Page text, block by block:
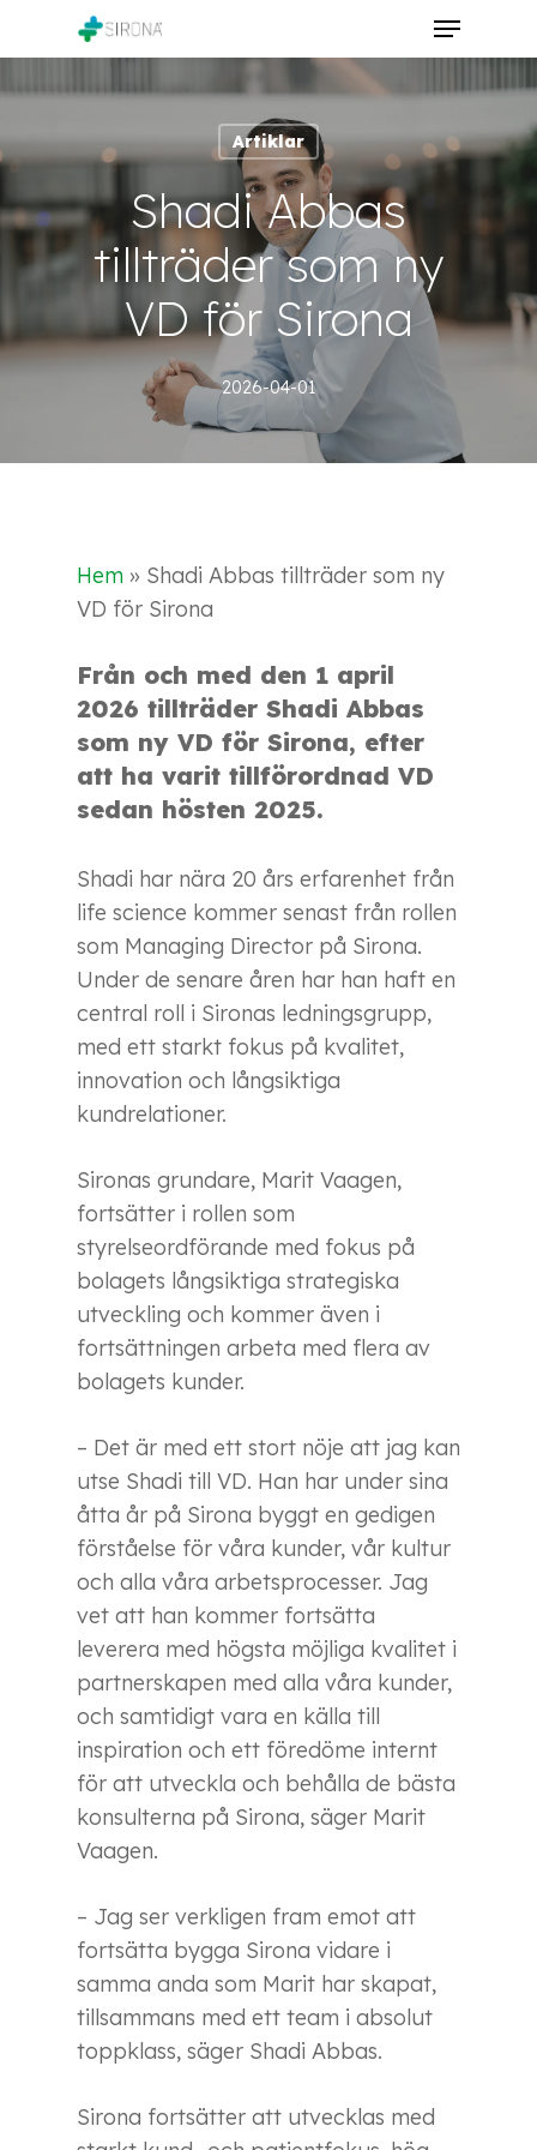
Menu
Artiklar
Shadi Abbas
tillträder som ny
VD för Sirona
2026-04-01
Hem » Shadi Abbas tillträder som ny
VD för Sirona
Från och med den 1 april
2026 tillträder Shadi Abbas
som ny VD för Sirona, efter
att ha varit tillförordnad VD
sedan hösten 2025.
Shadi har nära 20 års erfarenhet från
life science kommer senast från rollen
som Managing Director på Sirona.
Under de senare åren har han haft en
central roll i Sironas ledningsgrupp,
med ett starkt fokus på kvalitet,
innovation och långsiktiga
kundrelationer.
Sironas grundare, Marit Vaagen,
fortsätter i rollen som
styrelseordförande med fokus på
bolagets långsiktiga strategiska
utveckling och kommer även i
fortsättningen arbeta med flera av
bolagets kunder.
– Det är med ett stort nöje att jag kan
utse Shadi till VD. Han har under sina
åtta år på Sirona byggt en gedigen
förståelse för våra kunder, vår kultur
och alla våra arbetsprocesser. Jag
vet att han kommer fortsätta
leverera med högsta möjliga kvalitet i
partnerskapen med alla våra kunder,
och samtidigt vara en källa till
inspiration och ett föredöme internt
för att utveckla och behålla de bästa
konsulterna på Sirona, säger Marit
Vaagen.
– Jag ser verkligen fram emot att
fortsätta bygga Sirona vidare i
samma anda som Marit har skapat,
tillsammans med ett team i absolut
toppklass, säger Shadi Abbas.
Sirona fortsätter att utvecklas med